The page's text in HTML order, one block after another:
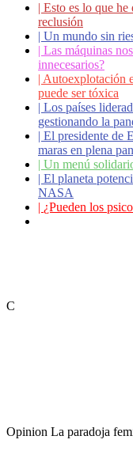
| Esto es lo que he
reclusión
| Un mundo sin
| Las máquinas
innecesarios?
| Autoexplotación
puede ser tóxica
| Los países
gestionando la
| El presidente de
maras en plena
| Un menú
| El planeta
NASA
| ¿Pueden los
C
Opinion La paradoja